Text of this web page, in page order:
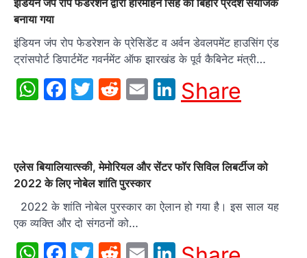
इंडियन जंप रोप फेडरेशन द्वारा हरिमोहन सिंह को बिहार प्रदेश संयोजक
बनाया गया
इंडियन जंप रोप फेडरेशन के प्रेसिडेंट व अर्वन डेवलपमेंट हाउसिंग एंड
ट्रांसपोर्ट डिपार्टमेंट गवर्नमेंट ऑफ झारखंड के पूर्व कैबिनेट मंत्री…
WhatsApp
Facebook
Twitter
Reddit
EmailLinkedIn
Share
एलेस बियालियात्स्की, मेमोरियल और सेंटर फॉर सिविल लिबर्टीज को
2022 के लिए नोबेल शांति पुरस्कार
2022 के शांति नोबेल पुरस्कार का ऐलान हो गया है। इस साल यह
एक व्यक्ति और दो संगठनों को…